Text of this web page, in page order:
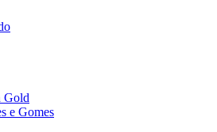
Gold
e Gomes